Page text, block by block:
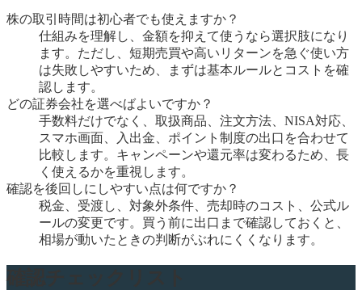
株の取引時間は初心者でも使えますか？
仕組みを理解し、金額を抑えて使うなら選択肢になり
ます。ただし、短期売買や高いリターンを急ぐ使い方
は失敗しやすいため、まずは基本ルールとコストを確
認します。
どの証券会社を選べばよいですか？
手数料だけでなく、取扱商品、注文方法、NISA対応、
スマホ画面、入出金、ポイント制度の出口を合わせて
比較します。キャンペーンや還元率は変わるため、長
く使えるかを重視します。
確認を後回しにしやすい点は何ですか？
税金、受渡し、対象外条件、売却時のコスト、公式ル
ールの変更です。買う前に出口まで確認しておくと、
相場が動いたときの判断がぶれにくくなります。